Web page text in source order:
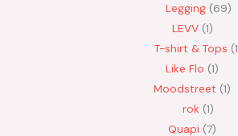
Legging 69
LEVV 1
T-shirt & Tops 1
Like Flo 1
Moodstreet 1
rok 1
Quapi 7